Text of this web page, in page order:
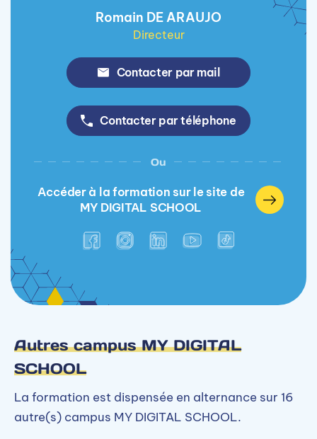
Romain DE ARAUJO
Directeur
Contacter par mail
Contacter par téléphone
Ou
Accéder à la formation sur le site de
MY DIGITAL SCHOOL
Autres campus MY DIGITAL
SCHOOL
La formation est dispensée en alternance sur 16
autre(s) campus MY DIGITAL SCHOOL.